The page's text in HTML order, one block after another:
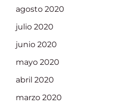
agosto 2020
julio 2020
junio 2020
mayo 2020
abril 2020
marzo 2020